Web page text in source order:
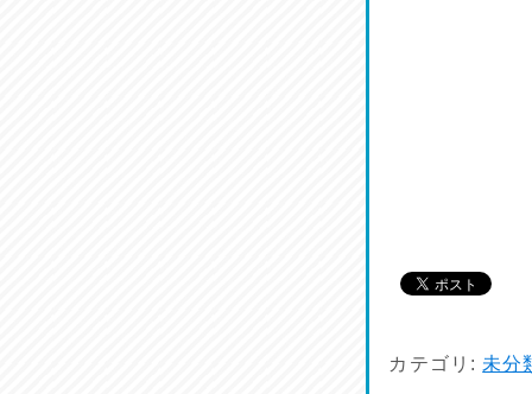
カテゴリ: 未分